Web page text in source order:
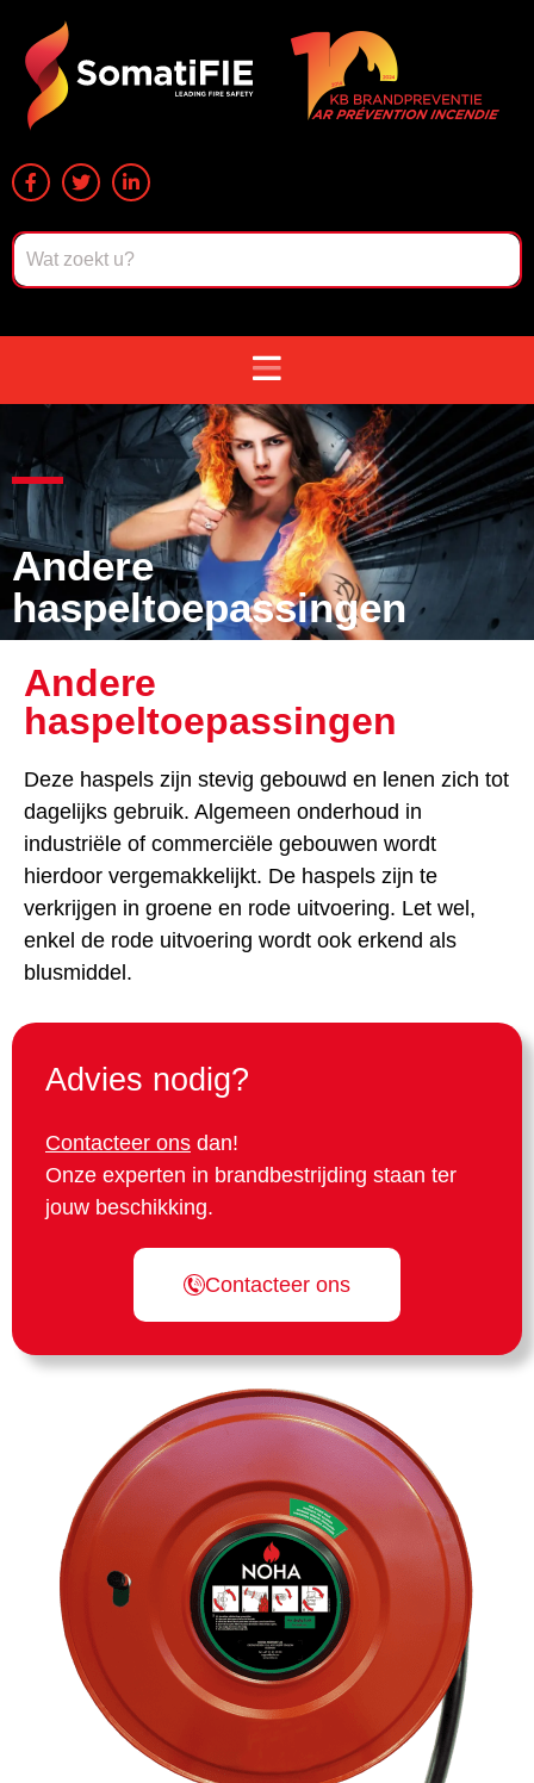
Andere
haspeltoepassingen
Andere
haspeltoepassingen
Deze haspels zijn stevig gebouwd en lenen zich tot
dagelijks gebruik. Algemeen onderhoud in
industriële of commerciële gebouwen wordt
hierdoor vergemakkelijkt. De haspels zijn te
verkrijgen in groene en rode uitvoering. Let wel,
enkel de rode uitvoering wordt ook erkend als
blusmiddel.
Advies nodig?
Contacteer ons dan!
Onze experten in brandbestrijding staan ter
jouw beschikking.
Contacteer ons